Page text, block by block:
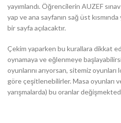
yayımlandı. Öğrencilerin AUZEF
yap ve ana sayfanın sağ üst
bir sayfa açılacaktır.
Çekim yaparken bu kurallara dikkat
oynamaya ve eğlenmeye
oyunlarını arıyorsan, sitemiz
göre çeşitlenebilirler. Masa oyunları
yarışmalarda) bu oranlar